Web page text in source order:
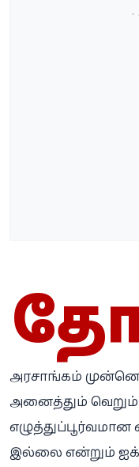
-
அரசாங்கம்
அனைத்தும் வெறும்
எழுத்துப்பூர்வமான
இல்லை என்றும்